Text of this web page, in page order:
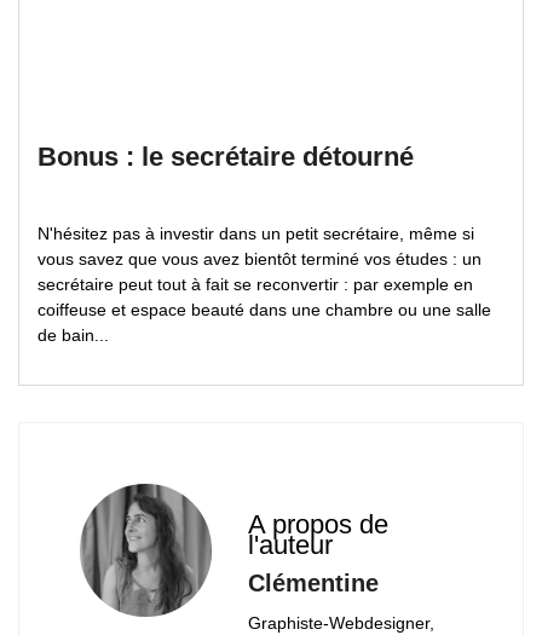
Bonus : le secrétaire détourné
N'hésitez pas à investir dans un petit secrétaire, même si
vous savez que vous avez bientôt terminé vos études : un
secrétaire peut tout à fait se reconvertir : par exemple en
coiffeuse et espace beauté dans une chambre ou une salle
de bain...
A propos de
l'auteur
Clémentine
Graphiste-Webdesigner,